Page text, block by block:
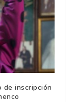
de inscripción